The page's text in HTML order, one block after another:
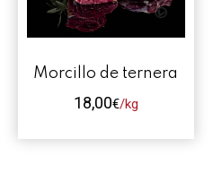
Morcillo de ternera
18,00€/kg
Este